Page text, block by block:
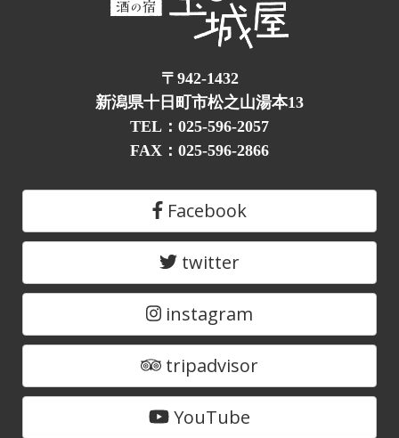
〒942-1432
新潟県十日町市松之山湯本13
TEL：025-596-2057
FAX：025-596-2866
Facebook
twitter
instagram
tripadvisor
YouTube